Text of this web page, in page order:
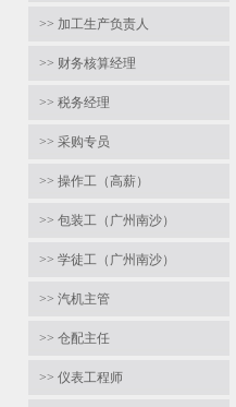
>> 加工生产负责人
>> 财务核算经理
>> 税务经理
>> 采购专员
>> 操作工（高薪）
>> 包装工（广州南沙）
>> 学徒工（广州南沙）
>> 汽机主管
>> 仓配主任
>> 仪表工程师